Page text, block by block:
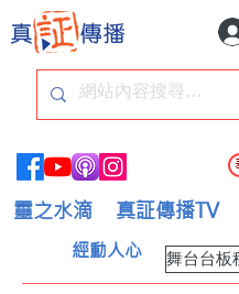
靈之水滴 真証傳播TV
舞台台板
經動人心